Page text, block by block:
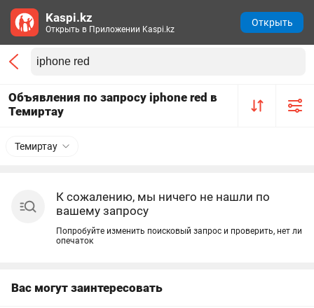
Объявления по запросу iphone red в
Темиртау
Темиртау
К сожалению, мы ничего не нашли по
вашему запросу
Попробуйте изменить поисковый запрос и проверить, нет ли
опечаток
Вас могут заинтересовать
Kaspi.kz
Открыть в Приложении Kaspi.kz
Открыть